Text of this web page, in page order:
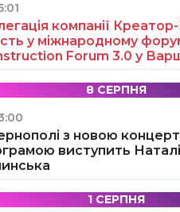
компанії
у міжнародному
Forum 3.0 у
8 СЕРПНЯ
з новою
виступить
1 СЕРПНЯ